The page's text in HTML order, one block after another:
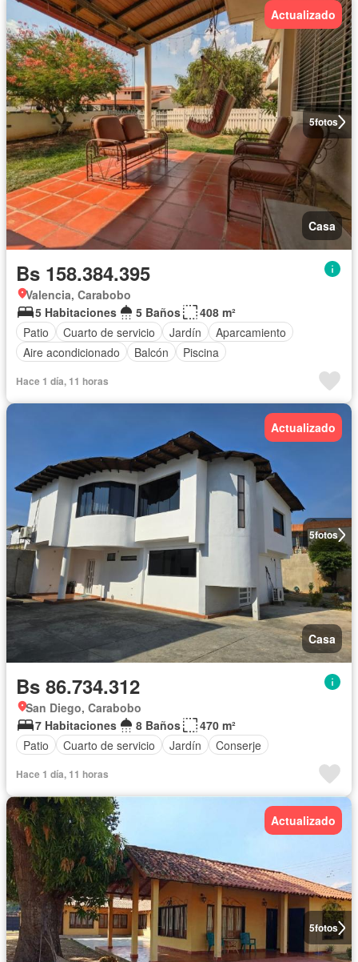
5fotos
Actualizado
Casa
Bs 158.384.395
Valencia, Carabobo
5 Habitaciones
5 Baños
408 m²
Patio
Cuarto de servicio Jardín
Aparcamiento
Aire acondicionado
Balcón Piscina
Hace 1 día, 11 horas
5fotos
Actualizado
Casa
Bs 86.734.312
San Diego, Carabobo
7 Habitaciones
8 Baños
470 m²
Patio
Cuarto de servicio Jardín Conserje
Hace 1 día, 11 horas
5fotos
Actualizado